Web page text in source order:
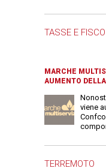
TASSE E FISCO
MARCHE
AUMENTO DELLA
viene
TERREMOTO